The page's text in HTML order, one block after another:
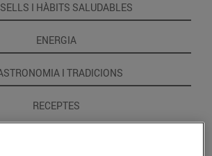
I HÀBITS SALUDABLES
ENERGIA
I TRADICIONS
RECEPTES